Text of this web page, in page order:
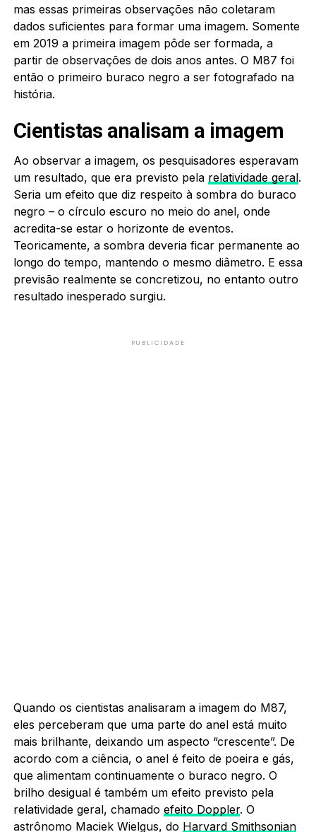
mas essas primeiras observações não coletaram
dados suficientes para formar uma imagem. Somente
em 2019 a primeira imagem pôde ser formada, a
partir de observações de dois anos antes. O M87 foi
então o primeiro buraco negro a ser fotografado na
história.
Cientistas analisam a imagem
Ao observar a imagem, os pesquisadores esperavam
um resultado, que era previsto pela relatividade geral.
Seria um efeito que diz respeito à sombra do buraco
negro – o círculo escuro no meio do anel, onde
acredita-se estar o horizonte de eventos.
Teoricamente, a sombra deveria ficar permanente ao
longo do tempo, mantendo o mesmo diâmetro. E essa
previsão realmente se concretizou, no entanto outro
resultado inesperado surgiu.
PUBLICIDADE
Quando os cientistas analisaram a imagem do M87,
eles perceberam que uma parte do anel está muito
mais brilhante, deixando um aspecto “crescente”. De
acordo com a ciência, o anel é feito de poeira e gás,
que alimentam continuamente o buraco negro. O
brilho desigual é também um efeito previsto pela
relatividade geral, chamado efeito Doppler. O
astrônomo Maciek Wielgus, do Harvard Smithsonian